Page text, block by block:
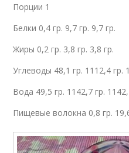
Порции 1
Белки 0,4 гр. 9,7 гр. 9,7 гр.
Жиры 0,2 гр. 3,8 гр. 3,8 гр.
Углеводы 48,1 гр. 1112,4 гр.
Вода 49,5 гр. 1142,7 гр.
Пищевые волокна 0,8 гр.